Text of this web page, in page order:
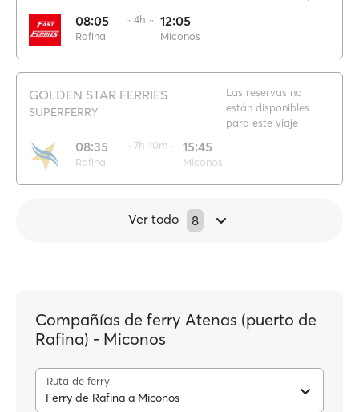
08:05
Rafina
·· 4h ·· 12:05
Miconos
GOLDEN STAR FERRIES
SUPERFERRY
08:35
Rafina
·· 7h 10m ·· 15:45
Miconos
Las reservas no
están disponibles
para este viaje
Ver todo 8
Compañías de ferry Atenas (puerto de
Rafina) - Miconos
Ruta de ferry
Ferry de Rafina a Miconos